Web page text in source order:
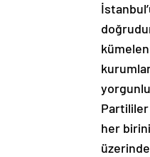
Partililer
her